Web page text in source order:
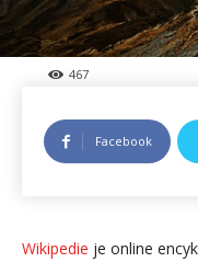
467
Facebook
Wikipedie je online